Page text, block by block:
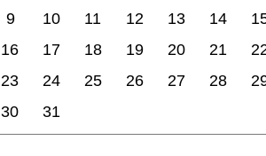
9
10 11 12 13 14
16
17 18 19 20 21
23
24 25 26 27 28
30
31